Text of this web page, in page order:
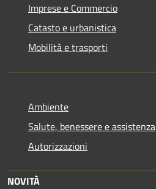
Imprese e Commercio
Catasto e urbanistica
Mobilità e trasporti
Ambiente
Salute, benessere e assistenza
Autorizzazioni
NOVITÀ